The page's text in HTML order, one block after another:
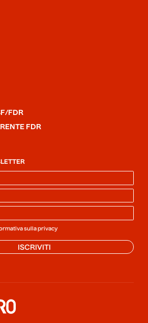
FDR
FDR
sulla privacy
ISCRIVITI